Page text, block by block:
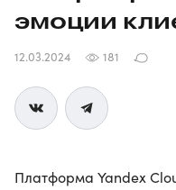
эмоции
12.03.2024 181
Платформа Yandex